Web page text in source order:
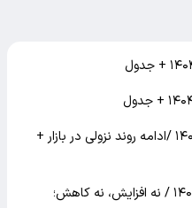
قیمت سیمان عمده امروز ۳۱ تیر ۱۴۰۴ /ادامه روند نزولی در بازار +
قیمت سیمان عمده امروز ۳۰ تیر ۱۴۰۴ / نه افزایش، نه کاهش؛